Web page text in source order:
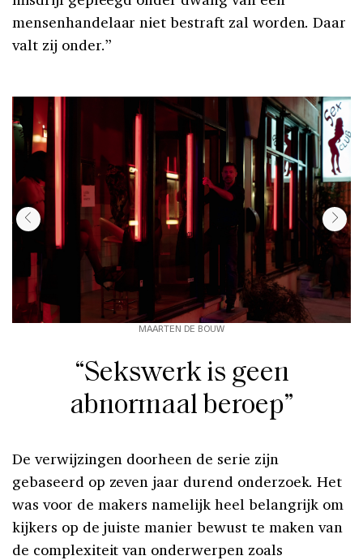
mensenhandelaar niet bestraft zal worden. Daar
valt zij onder.”
MAARTEN DE BOUW
“Sekswerk is geen
abnormaal beroep”
De verwijzingen doorheen de serie zijn
gebaseerd op zeven jaar durend onderzoek. Het
was voor de makers namelijk heel belangrijk om
kijkers op de juiste manier bewust te maken van
de complexiteit van onderwerpen zoals